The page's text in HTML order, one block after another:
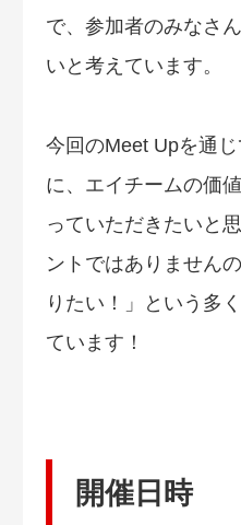
で、参加者のみなさ
いと考えています。
今回のMeet Upを通
に、エイチームの価
っていただきたいと
ントではありません
りたい！」という多
ています！
開催日時